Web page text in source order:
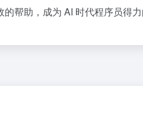
帮助，成为 AI 时代程序员得力